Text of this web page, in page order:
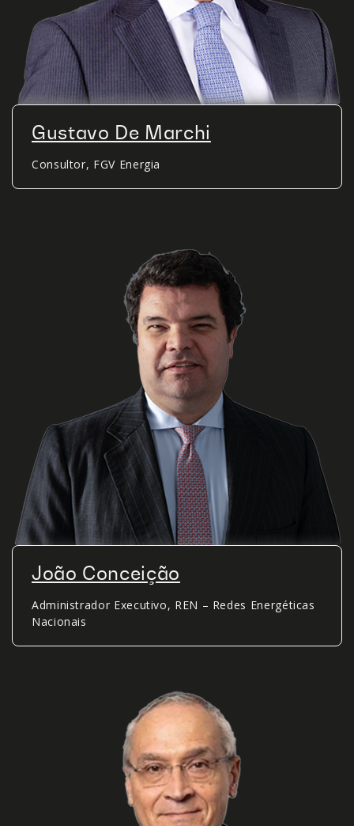
Gustavo De Marchi
Consultor, FGV Energia
João Conceição
Administrador Executivo, REN – Redes Energéticas
Nacionais